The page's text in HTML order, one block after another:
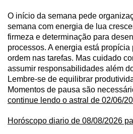
O início da semana pede
semana com energia de lua
firmeza e determinação para
processos. A energia está
ordem nas tarefas. Mas cuidado
assumir responsabilidades além
Lembre-se de equilibrar
Momentos de pausa são
continue lendo o astral de 02/06/
Horóscopo diario de 08/08/2026